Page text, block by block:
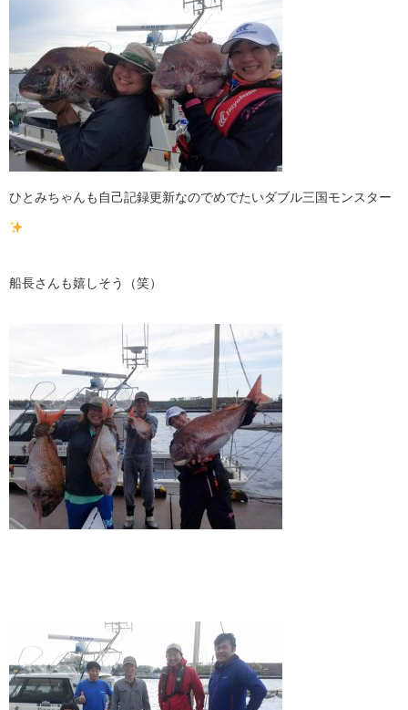
ひとみちゃんも自己記録更新なのでめでたいダブル三国モンスター
船長さんも嬉しそう（笑）